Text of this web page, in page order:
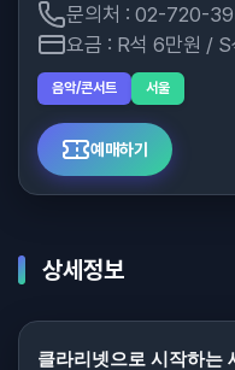
문의처 : 02-720-
요금 : R석 6만원 /
음악/콘서트 서울
예매하기
상세정보
클라리넷으로 시작하는